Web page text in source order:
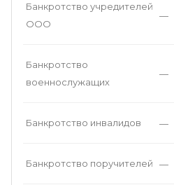
Банкротство учредителей
ООО
—
Банкротство
военнослужащих
—
Банкротство инвалидов —
Банкротство поручителей —